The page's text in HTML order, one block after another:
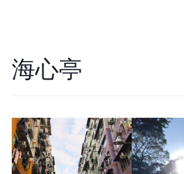
海心亭